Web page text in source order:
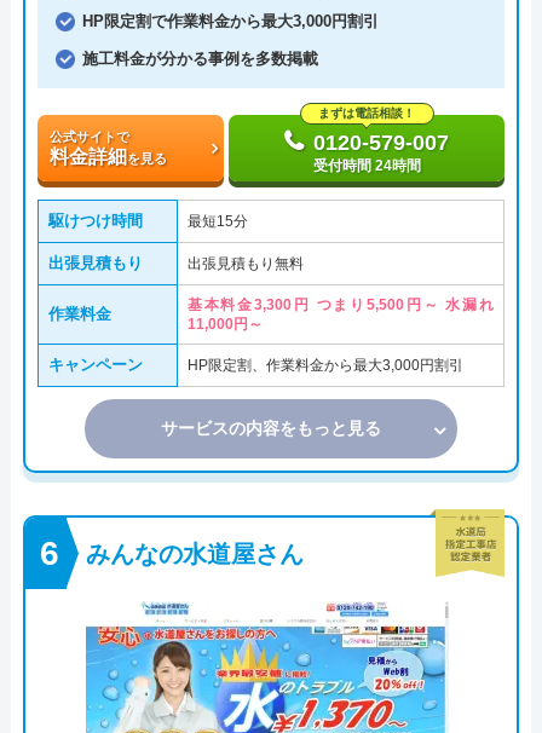
HP限定割で作業料金から最大3,000円割引
施工料金が分かる事例を多数掲載
公式サイトで
料金詳細を見る
まずは電話相談！
0120-579-007
受付時間 24時間
駆けつけ時間 最短15分
出張見積もり 出張見積もり無料
作業料金
基本料金3,300円 つまり5,500円～ 水漏れ
11,000円～
キャンペーン HP限定割、作業料金から最大3,000円割引
サービスの内容をもっと見る
みんなの水道屋さん